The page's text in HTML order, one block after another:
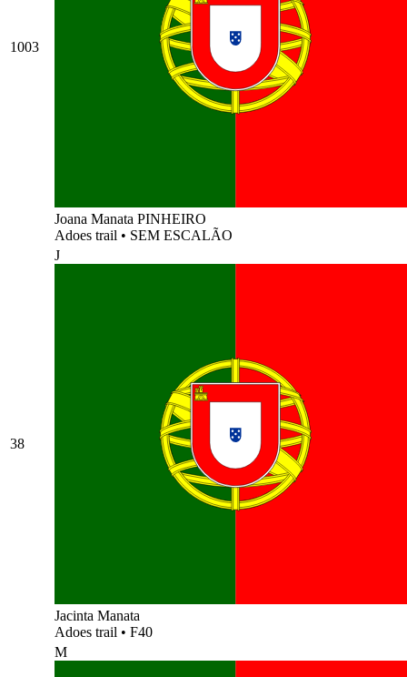
1003
Joana Manata PINHEIRO
Adoes trail • SEM ESCALÃO
38
J
Jacinta Manata
Adoes trail • F40
M